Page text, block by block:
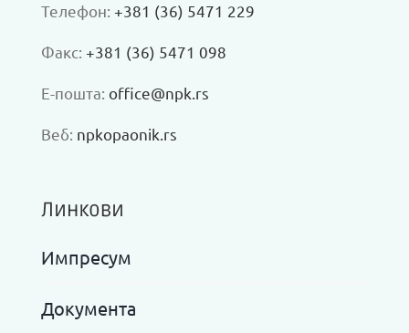
Телефон: +381 (36) 5471 229
Факс: +381 (36) 5471 098
Е-пошта: office@npk.rs
Веб: npkopaonik.rs
Линкови
Импресум
Документа